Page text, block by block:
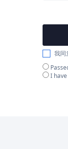
我同
I